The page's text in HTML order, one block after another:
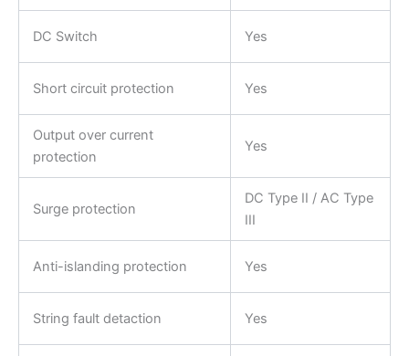
DC Switch Yes
Short circuit protection Yes
Output over current
protection
Yes
Surge protection
DC Type II / AC Type
III
Anti-islanding protection Yes
String fault detaction Yes